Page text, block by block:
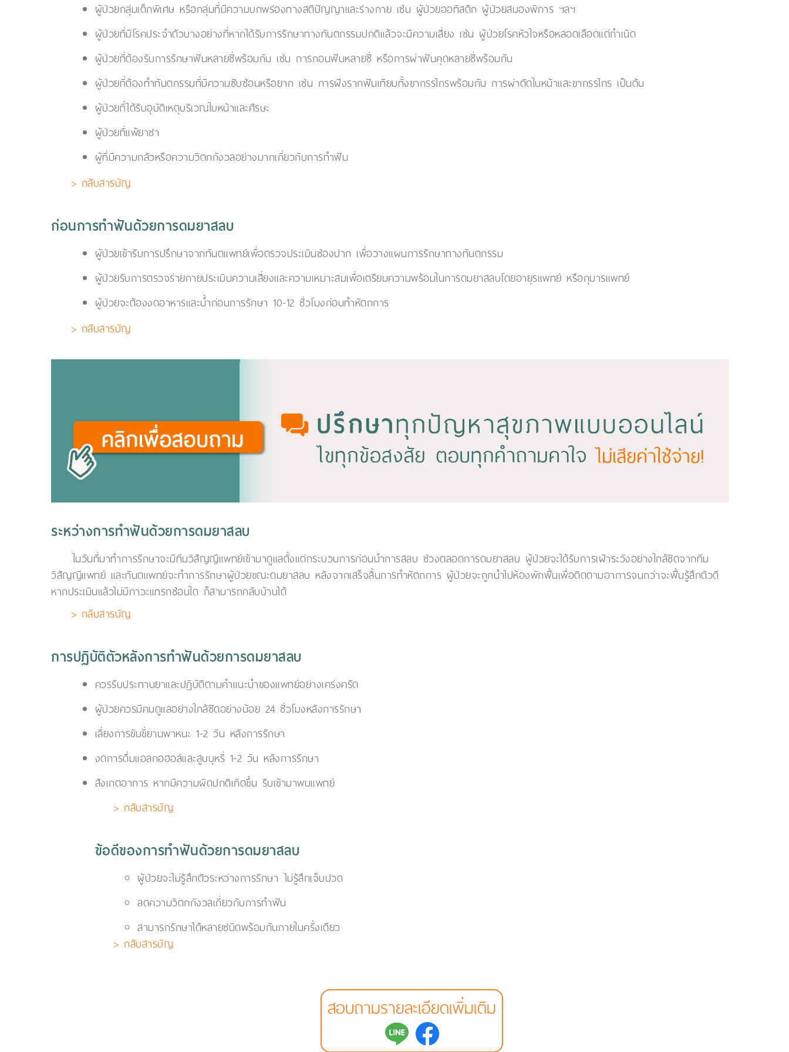
ผู้ป่วยกลุ่มเด็กพิเศษ หรือกลุ่มที่มีความบกพร่องทางสติปัญญาและร่างกาย เช่น ผู้ป่วยออทิสติก ผู้ป่วยสมองพิการ ฯลฯ
ผู้ป่วยที่มีโรคประจำตัวบางอย่างที่หากได้รับการรักษาทางทันตกรรมปกติแล้วจะมีความเสี่ยง เช่น ผู้ป่วยโรคหัวใจหรือหลอดเลือดแต่กำเนิด
ผู้ป่วยที่ต้องรับการรักษาฟันหลายซี่พร้อมกัน เช่น การถอนฟันหลายซี่ หรือการผ่าฟันคุดหลายซี่พร้อมกัน
ผู้ป่วยที่ต้องทำทันตกรรมที่มีความซับซ้อนหรือยาก เช่น การฝังรากฟันเทียมทั้งขากรรไกรพร้อมกัน การผ่าตัดใบหน้าและขากรรไกร เป็นต้น
ผู้ป่วยที่ได้รับอุบัติเหตุบริเวณใบหน้าและศีรษะ
ผู้ป่วยที่แพ้ยาชา
ผู้ที่มีความกลัวหรือความวิตกกังวลอย่างมากเกี่ยวกับการทำฟัน
> กลับสารบัญ
ก่อนการทำฟันด้วยการดมยาสลบ
ผู้ป่วยเข้ารับการปรึกษาจากทันตแพทย์เพื่อตรวจประเมินช่องปาก เพื่อวางแผนการรักษาทางทันตกรรม
ผู้ป่วยรับการตรวจร่ายกายประเมินความเสี่ยงและความเหมาะสมเพื่อเตรียมความพร้อมในการดมยาสลบโดยอายุรแพทย์ หรือกุมารแพทย์
ผู้ป่วยจะต้องงดอาหารและน้ำก่อนการรักษา 10-12 ชั่วโมงก่อนทำหัตถการ
> กลับสารบัญ
ระหว่างการทำฟันด้วยการดมยาสลบ
ในวันที่มาทำการรักษาจะมีทีมวิสัญญีแพทย์เข้ามาดูแลตั้งแต่กระบวนการก่อนนำการสลบ ช่วงตลอดการดมยาสลบ ผู้ป่วยจะได้รับการเฝ้าระวังอย่างใกล้ชิดจากทีม
วิสัญญีแพทย์ และทันตแพทย์จะทำการรักษาผู้ป่วยขณะดมยาสลบ หลังจากเสร็จสิ้นการทำหัตถการ ผู้ป่วยจะถูกนำไปห้องพักฟื้นเพื่อติดตามอาการจนกว่าจะฟื้นรู้สึกตัวดี
หากประเมินแล้วไม่มีภาวะแทรกซ้อนใด ก็สามารถกลับบ้านได้
> กลับสารบัญ
การปฏิบัติตัวหลังการทำฟันด้วยการดมยาสลบ
ควรรับประทานยาและปฏิบัติตามคำแนะนำของแพทย์อย่างเคร่งครัด
ผู้ป่วยควรมีคนดูแลอย่างใกล้ชิดอย่างน้อย 24 ชั่วโมงหลังการรักษา
เลี่ยงการขับขี่ยานพาหนะ 1-2 วัน หลังการรักษา
งดการดื่มแอลกอฮอล์และสูบบุหรี่ 1-2 วัน หลังการรักษา
สังเกตอาการ หากมีความผิดปกติเกิดขึ้น รีบเข้ามาพบแพทย์
> กลับสารบัญ
ข้อดีของการทำฟันด้วยการดมยาสลบ
ผู้ป่วยจะไม่รู้สึกตัวระหว่างการรักษา ไม่รู้สึกเจ็บปวด
ลดความวิตกกังวลเกี่ยวกับการทำฟัน
สามารถรักษาได้หลายชนิดพร้อมกันภายในครั้งเดียว
> กลับสารบัญ
สอบถามรายละเอียดเพิ่มเติม